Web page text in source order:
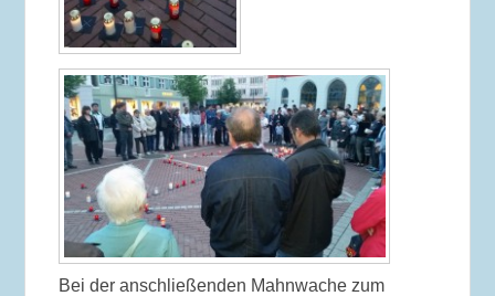
Bei der anschließenden Mahnwache zum